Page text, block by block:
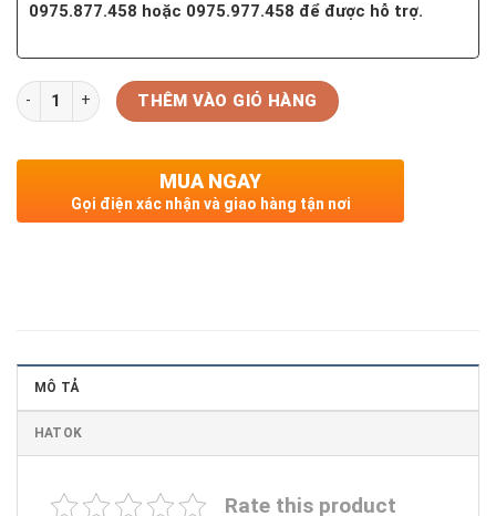
0975.877.458 hoặc 0975.977.458 để được hỗ trợ.
Số lượng THÊM VÀO GIỎ HÀNG
MUA NGAY
Gọi điện xác nhận và giao hàng tận nơi
MÔ TẢ
HATOK
Rate this product